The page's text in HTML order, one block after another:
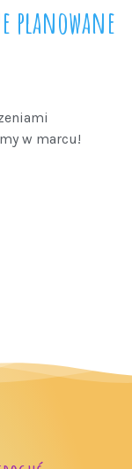
planowane
w marcu!